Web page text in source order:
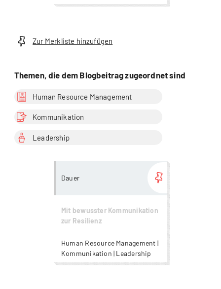
Zur Merkliste hinzufügen
Themen, die dem Blogbeitrag zugeordnet sind
Human Resource Management
Kommunikation
Leadership
Dauer
Mit bewusster Kommunikation
zur Resilienz
Human Resource Management |
Kommunikation | Leadership
more...